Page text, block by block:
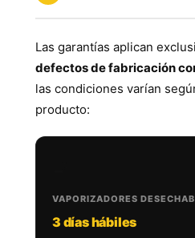
Las garantías aplican
defectos de fabricación
las condiciones varían
producto:
VAPORIZADORES
3 días hábiles